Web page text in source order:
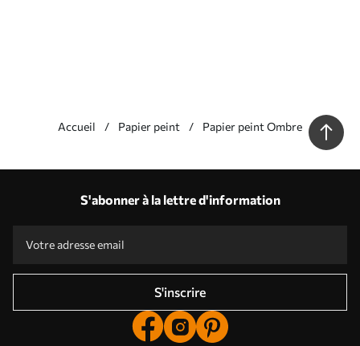
Accueil Papier peint Papier peint Ombre
Production en fonction des tailles individuelles
Codes promotionnels avec des réductions à la commande !
S'abonner à la lettre d'information
S'inscrire